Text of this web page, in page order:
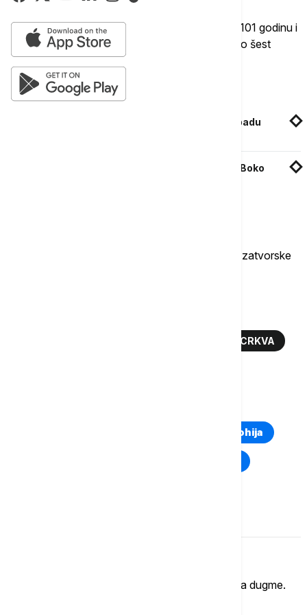
Tadžikistana, osuđeni su po istim članovima na 101 godinu i
šest meseci zatvora, a dvojica su osuđena na po šest
godina.
Povezane vesti
Broj poginulih u eksploziji u džamiji u Islamabadu
Nigerijska vojska ubila visokog komandanta Boko
Još dvojica optuženih su takođe dobila različite zatvorske
KATOLIČKA CRKVA
Kosovo i Metohija
Ukoliko želite da ostavite komentar, kliknite na dugme.